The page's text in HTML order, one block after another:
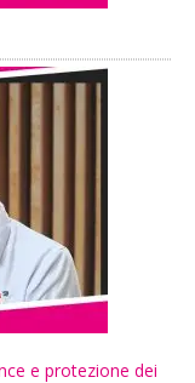
e protezione dei